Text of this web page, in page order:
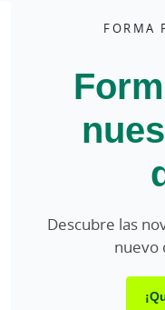
FORMA
Descubre las
nuevo